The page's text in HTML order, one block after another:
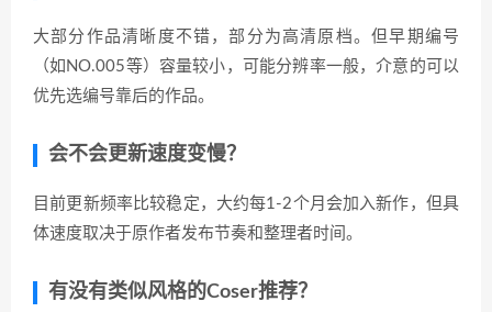
大部分作品清晰度不错，部分为高清原档。但早期编号
（如NO.005等）容量较小，可能分辨率一般，介意的可以
优先选编号靠后的作品。
会不会更新速度变慢？
目前更新频率比较稳定，大约每1-2个月会加入新作，但具
体速度取决于原作者发布节奏和整理者时间。
有没有类似风格的Coser推荐？